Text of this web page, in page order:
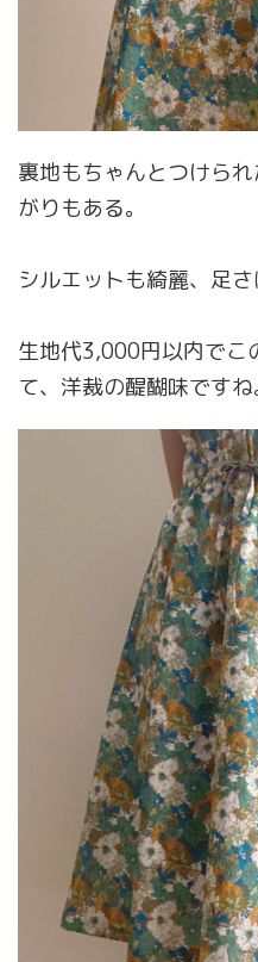
裏地もちゃんとつけら
がりもある。
シルエットも綺麗、足
生地代3,000円以内でこ
て、洋裁の醍醐味ですね